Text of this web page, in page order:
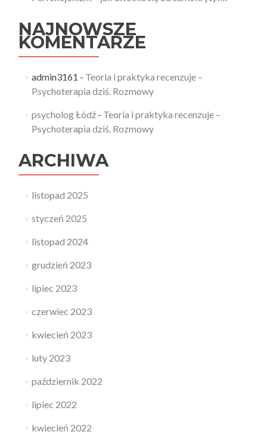
NAJNOWSZE
KOMENTARZE
admin3161 - Teoria i praktyka recenzuje –
Psychoterapia dziś. Rozmowy
psycholog Łódź- Teoria i praktyka recenzuje –
Psychoterapia dziś. Rozmowy
ARCHIWA
listopad 2025
styczeń 2025
listopad 2024
grudzień 2023
lipiec 2023
czerwiec 2023
kwiecień 2023
luty 2023
październik 2022
lipiec 2022
kwiecień 2022